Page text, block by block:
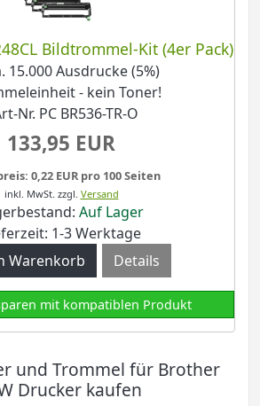
Bildtrommel-Kit (4er Pack)
15.000 Ausdrucke (5%)
- kein Toner!
Nr. PC BR536-TR-O
133,95 EUR
0,22 EUR pro 100 Seiten
inkl. MwSt. zzgl. Versand
Auf Lager
1-3 Werktage
Details
mit kompatiblen Produkt
und Trommel für Brother
Drucker kaufen